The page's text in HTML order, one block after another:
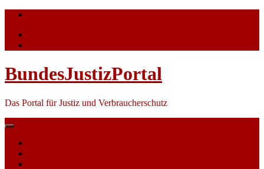
Skip
content
BundesJustizPortal
Das Portal für Justiz und Verbraucherschutz